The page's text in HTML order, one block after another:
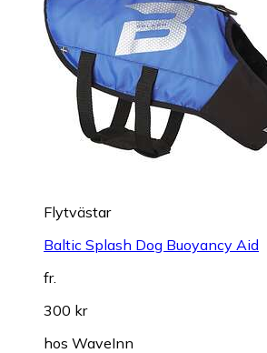
Flytvästar
Baltic Splash Dog Buoyancy Aid
fr.
300 kr
hos WaveInn